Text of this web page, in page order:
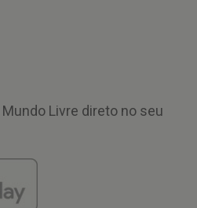
Livre direto no seu